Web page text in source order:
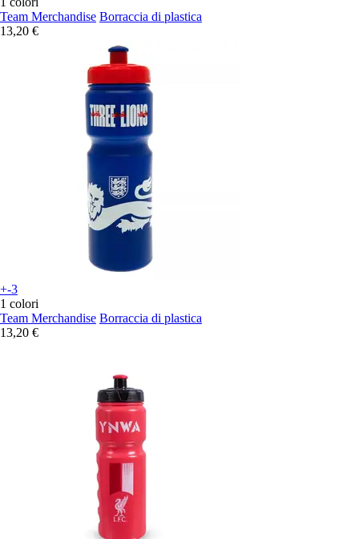
Team Merchandise Borraccia di plastica
13,20 €
+-3
1 colori
Team Merchandise Borraccia di plastica
13,20 €